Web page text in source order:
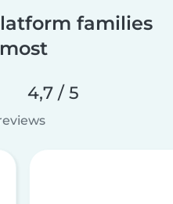
families
4,7 / 5